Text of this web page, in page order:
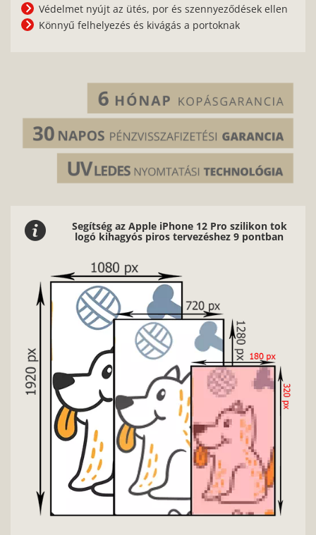
Védelmet nyújt az ütés, por és szennyeződések ellen
Könnyű felhelyezés és kivágás a portoknak
Segítség az Apple iPhone 12 Pro szilikon tok
logó kihagyós piros tervezéshez 9 pontban